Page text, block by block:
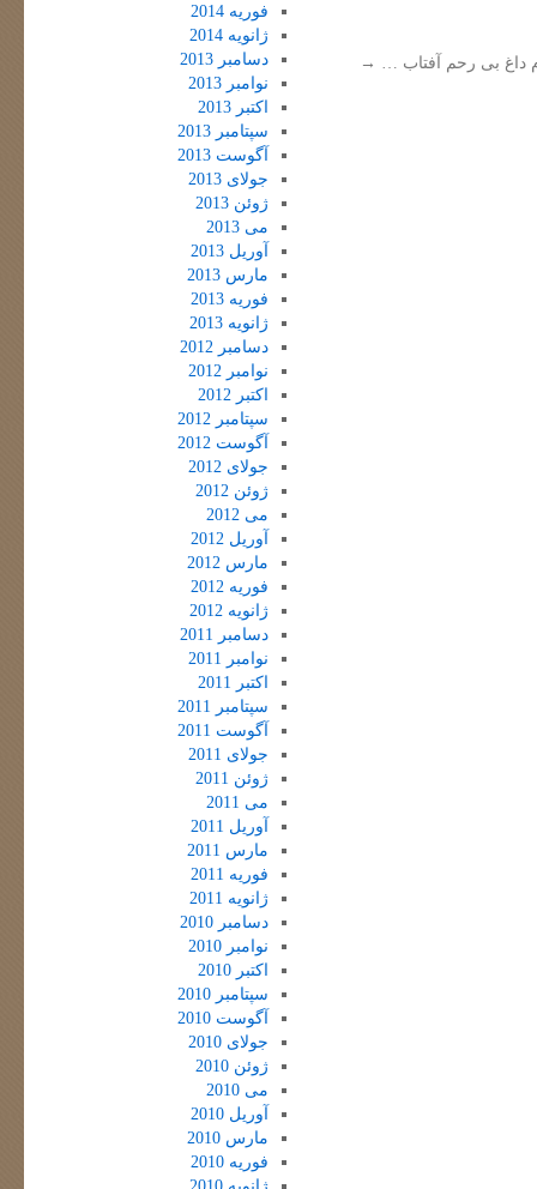
داغ بی رحم آفتاب … →
فوریه 2014
ژانویه 2014
دسامبر 2013
نوامبر 2013
اکتبر 2013
سپتامبر 2013
آگوست 2013
جولای 2013
ژوئن 2013
می 2013
آوریل 2013
مارس 2013
فوریه 2013
ژانویه 2013
دسامبر 2012
نوامبر 2012
اکتبر 2012
سپتامبر 2012
آگوست 2012
جولای 2012
ژوئن 2012
می 2012
آوریل 2012
مارس 2012
فوریه 2012
ژانویه 2012
دسامبر 2011
نوامبر 2011
اکتبر 2011
سپتامبر 2011
آگوست 2011
جولای 2011
ژوئن 2011
می 2011
آوریل 2011
مارس 2011
فوریه 2011
ژانویه 2011
دسامبر 2010
نوامبر 2010
اکتبر 2010
سپتامبر 2010
آگوست 2010
جولای 2010
ژوئن 2010
می 2010
آوریل 2010
مارس 2010
فوریه 2010